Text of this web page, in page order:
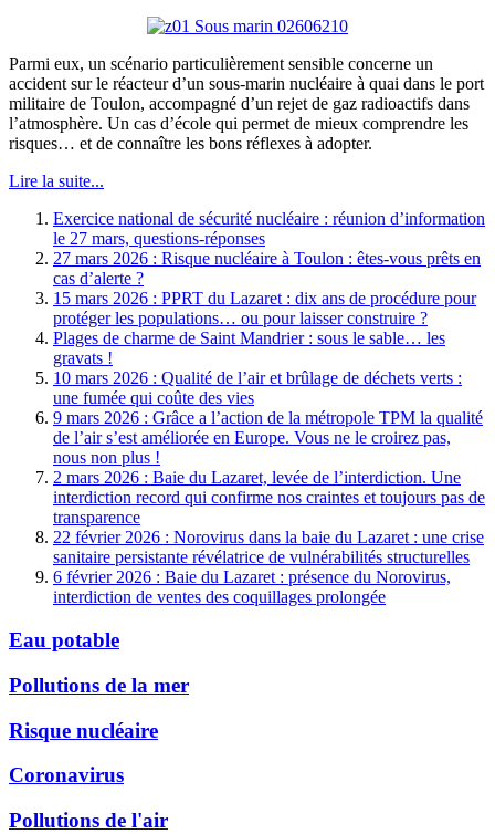
Parmi eux, un scénario particulièrement sensible concerne un
accident sur le réacteur d’un sous-marin nucléaire à quai dans le port
militaire de Toulon, accompagné d’un rejet de gaz radioactifs dans
l’atmosphère. Un cas d’école qui permet de mieux comprendre les
risques… et de connaître les bons réflexes à adopter.
Lire la suite...
Exercice national de sécurité nucléaire : réunion d’information
le 27 mars, questions-réponses
27 mars 2026 : Risque nucléaire à Toulon : êtes-vous prêts en
cas d’alerte ?
15 mars 2026 : PPRT du Lazaret : dix ans de procédure pour
protéger les populations… ou pour laisser construire ?
Plages de charme de Saint Mandrier : sous le sable… les
gravats !
10 mars 2026 : Qualité de l’air et brûlage de déchets verts :
une fumée qui coûte des vies
9 mars 2026 : Grâce a l’action de la métropole TPM la qualité
de l’air s’est améliorée en Europe. Vous ne le croirez pas,
nous non plus !
2 mars 2026 : Baie du Lazaret, levée de l’interdiction. Une
interdiction record qui confirme nos craintes et toujours pas de
transparence
22 février 2026 : Norovirus dans la baie du Lazaret : une crise
sanitaire persistante révélatrice de vulnérabilités structurelles
6 février 2026 : Baie du Lazaret : présence du Norovirus,
interdiction de ventes des coquillages prolongée
Eau potable
Pollutions de la mer
Risque nucléaire
Coronavirus
Pollutions de l'air